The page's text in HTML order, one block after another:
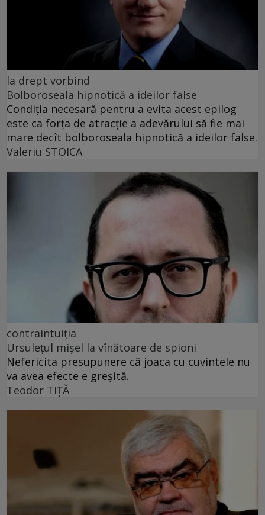
la drept vorbind
Bolboroseala hipnotică a ideilor false
Condiția necesară pentru a evita acest epilog
este ca forța de atracție a adevărului să fie mai
mare decît bolboroseala hipnotică a ideilor false.
Valeriu STOICA
contraintuiția
Ursulețul mișel la vînătoare de spioni
Nefericita presupunere că joaca cu cuvintele nu
va avea efecte e greșită.
Teodor TIŢĂ